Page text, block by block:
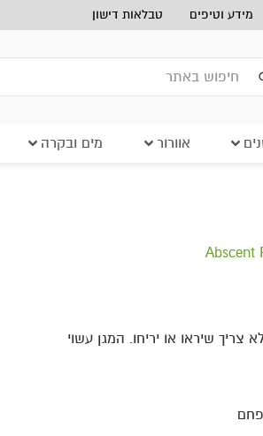
מידע וטיפים טבלאות דישון
אוורור מים ובקרה
שיראו או יריחו. המגן עשוי